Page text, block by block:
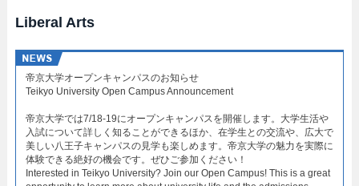
Liberal Arts
帝京大学オープンキャンパスのお知らせ​
Teikyo University Open Campus Announcement​
帝京大学では7/18-19にオープンキャンパスを開催します。大学生活や
入試について詳しく知ることができるほか、在学生との交流や、広大で
美しい八王子キャンパスの見学も楽しめます。帝京大学の魅力を実際に
体験できる絶好の機会です。ぜひご参加ください！
Interested in Teikyo University? Join our Open Campus! This is a great